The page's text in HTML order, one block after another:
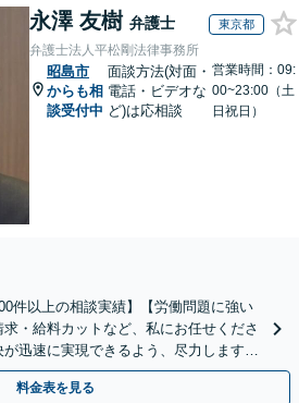
永澤 友樹 弁護士 東京都
弁護士法人平松剛法律事務所
昭島市
からも相
談受付中
面談方法(対面・
電話・ビデオな
ど)は応相談
営業時間：09:
00~23:00（土
日祝日）
件以上の相談実績】【労働問題に強い
・給料カットなど、私にお任せくださ
迅速に実現できるよう、尽力します
あり】【労使ともに対応】
料金表を見る